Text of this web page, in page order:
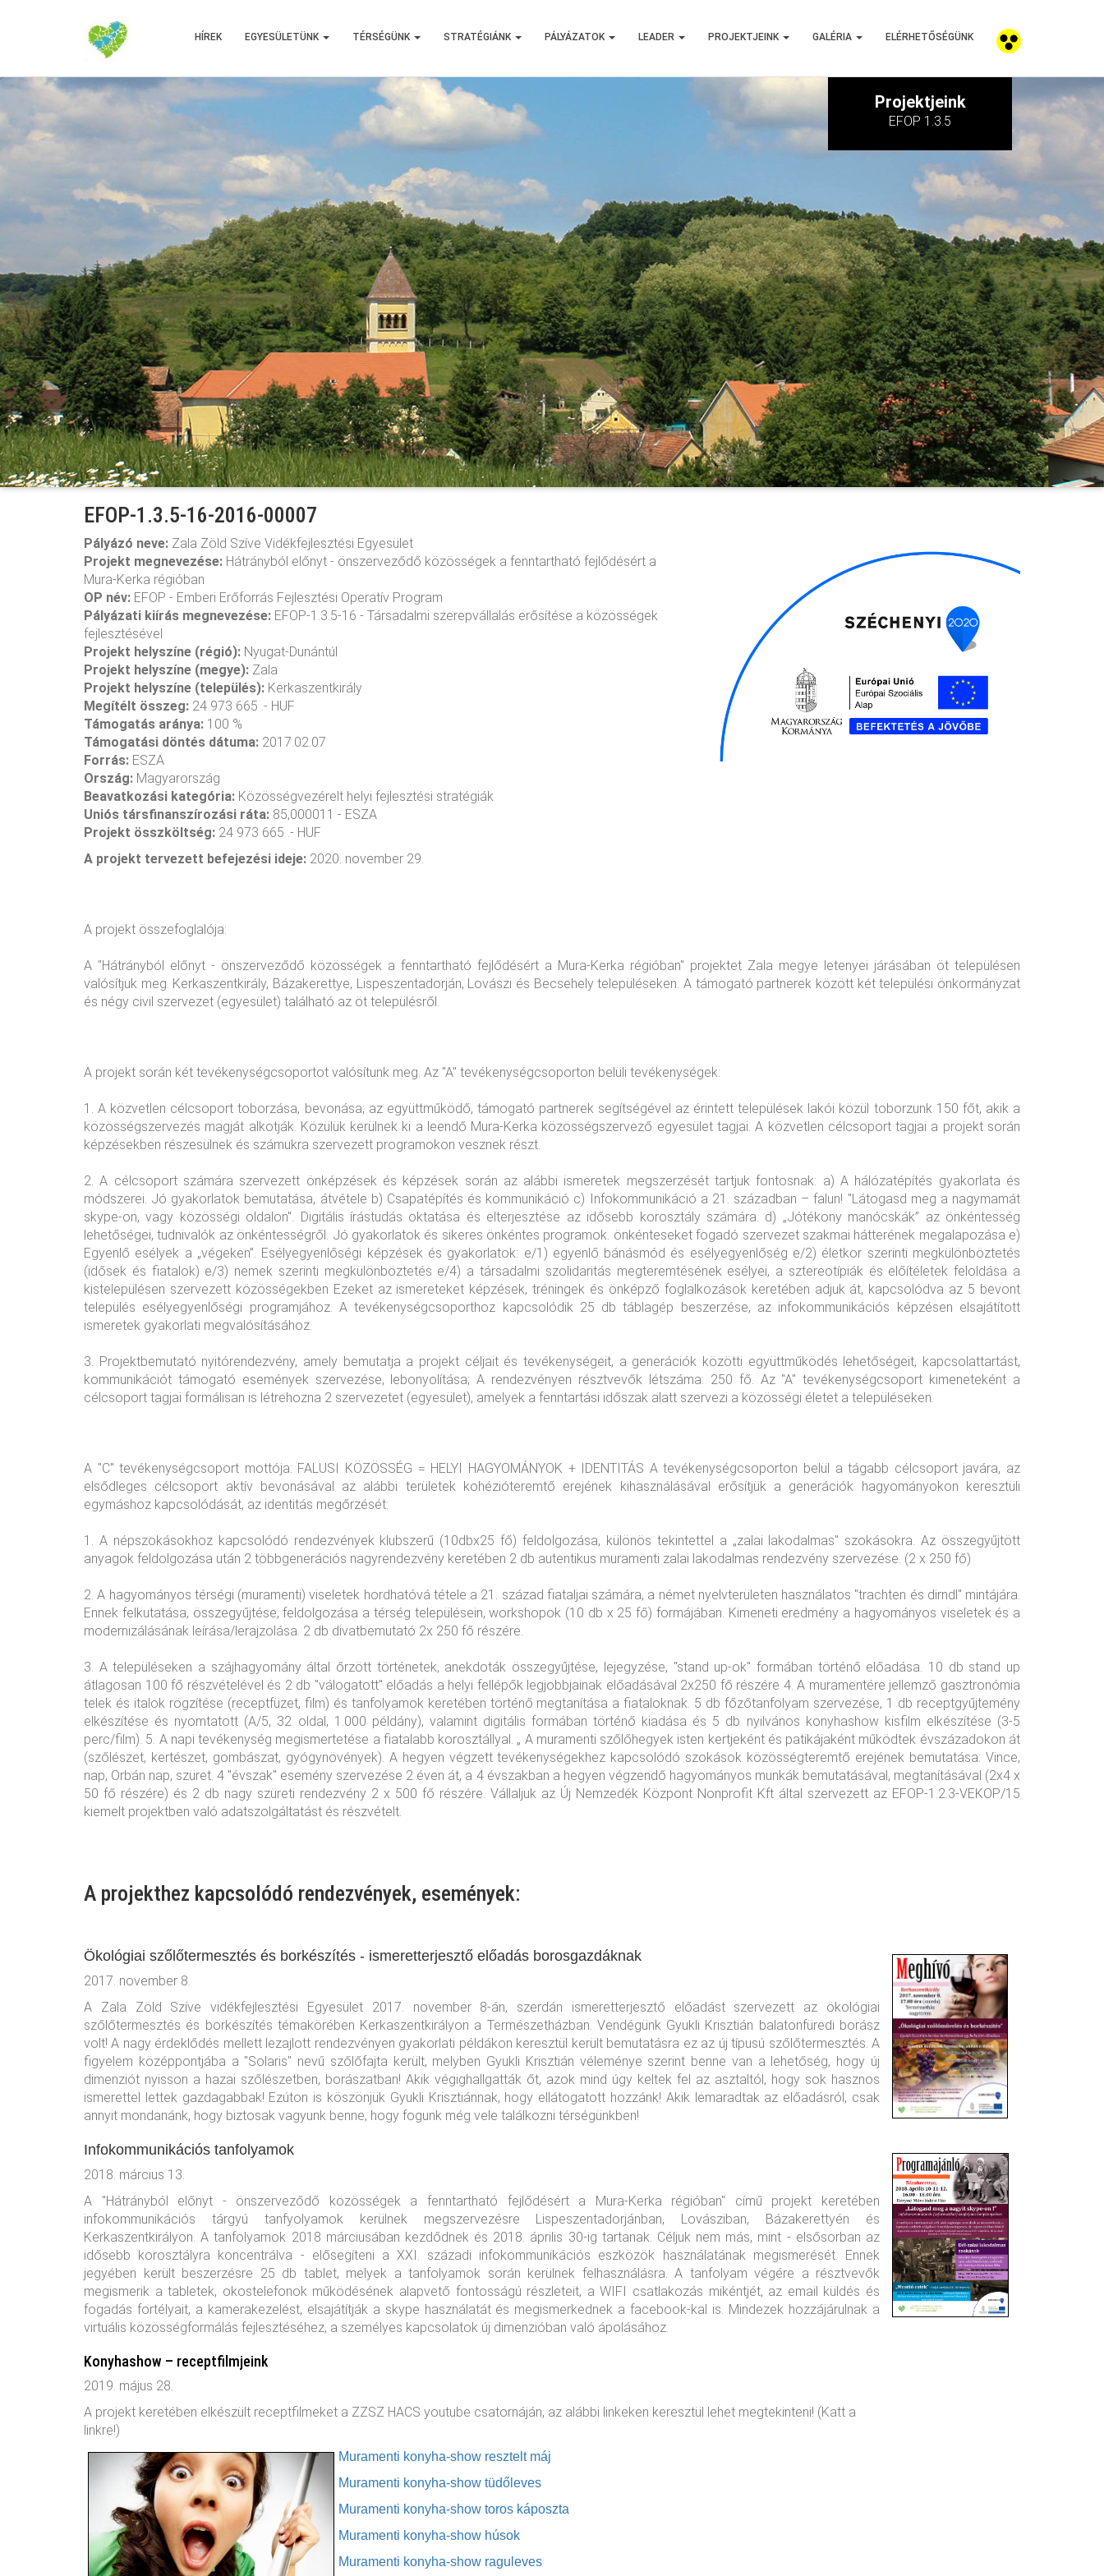
HÍREK EGYESÜLETÜNK TÉRSÉGÜNK STRATÉGIÁNK PÁLYÁZATOK LEADER PROJEKTJEINK GALÉRIA ELÉRHETŐSÉGÜNK
Projektjeink
EFOP 1.3.5
EFOP-1.3.5-16-2016-00007
Pályázó neve: Zala Zöld Szíve Vidékfejlesztési Egyesület
Projekt megnevezése: Hátrányból előnyt - önszerveződő közösségek a fenntartható fejlődésért a
Mura-Kerka régióban
OP név: EFOP - Emberi Erőforrás Fejlesztési Operatív Program
Pályázati kiírás megnevezése: EFOP-1.3.5-16 - Társadalmi szerepvállalás erősítése a közösségek
fejlesztésével
Projekt helyszíne (régió): Nyugat-Dunántúl
Projekt helyszíne (megye): Zala
Projekt helyszíne (település): Kerkaszentkirály
Megítélt összeg: 24 973 665 .- HUF
Támogatás aránya: 100 %
Támogatási döntés dátuma: 2017.02.07
Forrás: ESZA
Ország: Magyarország
Beavatkozási kategória: Közösségvezérelt helyi fejlesztési stratégiák
Uniós társfinanszírozási ráta: 85,000011 - ESZA
Projekt összköltség: 24 973 665 .- HUF
A projekt tervezett befejezési ideje: 2020. november 29.
A projekt összefoglalója:
A "Hátrányból előnyt - önszerveződő közösségek a fenntartható fejlődésért a Mura-Kerka régióban" projektet Zala megye letenyei járásában öt településen
valósítjuk meg. Kerkaszentkirály, Bázakerettye, Lispeszentadorján, Lovászi és Becsehely településeken. A támogató partnerek között két települési önkormányzat
és négy civil szervezet (egyesület) található az öt településről.
A projekt során két tevékenységcsoportot valósítunk meg. Az "A" tevékenységcsoporton belüli tevékenységek:
1. A közvetlen célcsoport toborzása, bevonása; az együttműködő, támogató partnerek segítségével az érintett települések lakói közül toborzunk 150 főt, akik a
közösségszervezés magját alkotják. Közülük kerülnek ki a leendő Mura-Kerka közösségszervező egyesület tagjai. A közvetlen célcsoport tagjai a projekt során
képzésekben részesülnek és számukra szervezett programokon vesznek részt.
2. A célcsoport számára szervezett önképzések és képzések során az alábbi ismeretek megszerzését tartjuk fontosnak: a) A hálózatépítés gyakorlata és
módszerei. Jó gyakorlatok bemutatása, átvétele b) Csapatépítés és kommunikáció c) Infokommunikáció a 21. században – falun! "Látogasd meg a nagymamát
skype-on, vagy közösségi oldalon". Digitális írástudás oktatása és elterjesztése az idősebb korosztály számára. d) „Jótékony manócskák” az önkéntesség
lehetőségei, tudnivalók az önkéntességről. Jó gyakorlatok és sikeres önkéntes programok. önkénteseket fogadó szervezet szakmai hátterének megalapozása e)
Egyenlő esélyek a „végeken”. Esélyegyenlőségi képzések és gyakorlatok: e/1) egyenlő bánásmód és esélyegyenlőség e/2) életkor szerinti megkülönböztetés
(idősek és fiatalok) e/3) nemek szerinti megkülönböztetés e/4) a társadalmi szolidaritás megteremtésének esélyei, a sztereotípiák és előítéletek feloldása a
kistelepülésen szervezett közösségekben Ezeket az ismereteket képzések, tréningek és önképző foglalkozások keretében adjuk át, kapcsolódva az 5 bevont
település esélyegyenlőségi programjához. A tevékenységcsoporthoz kapcsolódik 25 db táblagép beszerzése, az infokommunikációs képzésen elsajátított
ismeretek gyakorlati megvalósításához.
3. Projektbemutató nyitórendezvény, amely bemutatja a projekt céljait és tevékenységeit, a generációk közötti együttműködés lehetőségeit, kapcsolattartást,
kommunikációt támogató események szervezése, lebonyolítása; A rendezvényen résztvevők létszáma: 250 fő. Az "A" tevékenységcsoport kimeneteként a
célcsoport tagjai formálisan is létrehozna 2 szervezetet (egyesület), amelyek a fenntartási időszak alatt szervezi a közösségi életet a településeken.
A "C" tevékenységcsoport mottója: FALUSI KÖZÖSSÉG = HELYI HAGYOMÁNYOK + IDENTITÁS A tevékenységcsoporton belül a tágabb célcsoport javára, az
elsődleges célcsoport aktív bevonásával az alábbi területek kohézióteremtő erejének kihasználásával erősítjük a generációk hagyományokon keresztüli
egymáshoz kapcsolódását, az identitás megőrzését:
1. A népszokásokhoz kapcsolódó rendezvények klubszerű (10dbx25 fő) feldolgozása, különös tekintettel a „zalai lakodalmas" szokásokra. Az összegyűjtött
anyagok feldolgozása után 2 többgenerációs nagyrendezvény keretében 2 db autentikus muramenti zalai lakodalmas rendezvény szervezése. (2 x 250 fő)
2. A hagyományos térségi (muramenti) viseletek hordhatóvá tétele a 21. század fiataljai számára, a német nyelvterületen használatos "trachten és dirndl" mintájára.
Ennek felkutatása, összegyűjtése, feldolgozása a térség településein, workshopok (10 db x 25 fő) formájában. Kimeneti eredmény a hagyományos viseletek és a
modernizálásának leírása/lerajzolása. 2 db divatbemutató 2x 250 fő részére.
3. A településeken a szájhagyomány által őrzött történetek, anekdoták összegyűjtése, lejegyzése, "stand up-ok" formában történő előadása. 10 db stand up
átlagosan 100 fő részvételével és 2 db "válogatott" előadás a helyi fellépők legjobbjainak előadásával 2x250 fő részére 4. A muramentére jellemző gasztronómia
telek és italok rögzítése (receptfüzet, film) és tanfolyamok keretében történő megtanítása a fiataloknak. 5 db főzőtanfolyam szervezése, 1 db receptgyűjtemény
elkészítése és nyomtatott (A/5, 32 oldal, 1.000 példány), valamint digitális formában történő kiadása és 5 db nyilvános konyhashow kisfilm elkészítése (3-5
perc/film). 5. A napi tevékenység megismertetése a fiatalabb korosztállyal. „ A muramenti szőlőhegyek isten kertjeként és patikájaként működtek évszázadokon át
(szőlészet, kertészet, gombászat, gyógynövények). A hegyen végzett tevékenységekhez kapcsolódó szokások közösségteremtő erejének bemutatása: Vince,
nap, Orbán nap, szüret. 4 "évszak" esemény szervezése 2 éven át, a 4 évszakban a hegyen végzendő hagyományos munkák bemutatásával, megtanításával (2x4 x
50 fő részére) és 2 db nagy szüreti rendezvény 2 x 500 fő részére. Vállaljuk az Új Nemzedék Központ Nonprofit Kft által szervezett az EFOP-1.2.3-VEKOP/15
kiemelt projektben való adatszolgáltatást és részvételt.
A projekthez kapcsolódó rendezvények, események:
Ökológiai szőlőtermesztés és borkészítés - ismeretterjesztő előadás borosgazdáknak
2017. november 8.
A Zala Zöld Szíve vidékfejlesztési Egyesület 2017. november 8-án, szerdán ismeretterjesztő előadást szervezett az ökológiai
szőlőtermesztés és borkészítés témakörében Kerkaszentkirályon a Természetházban. Vendégünk Gyukli Krisztián balatonfüredi borász
volt! A nagy érdeklődés mellett lezajlott rendezvényen gyakorlati példákon keresztül került bemutatásra ez az új típusú szőlőtermesztés. A
figyelem középpontjába a "Solaris" nevű szőlőfajta került, melyben Gyukli Krisztián véleménye szerint benne van a lehetőség, hogy új
dimenziót nyisson a hazai szőlészetben, borászatban! Akik végighallgatták őt, azok mind úgy keltek fel az asztaltól, hogy sok hasznos
ismerettel lettek gazdagabbak! Ezúton is köszönjük Gyukli Krisztiánnak, hogy ellátogatott hozzánk! Akik lemaradtak az előadásról, csak
annyit mondanánk, hogy biztosak vagyunk benne, hogy fogunk még vele találkozni térségünkben!
Infokommunikációs tanfolyamok
2018. március 13.
A "Hátrányból előnyt - önszerveződő közösségek a fenntartható fejlődésért a Mura-Kerka régióban" című projekt keretében
infokommunikációs tárgyú tanfyolyamok kerülnek megszervezésre Lispeszentadorjánban, Lovásziban, Bázakerettyén és
Kerkaszentkirályon. A tanfolyamok 2018 márciusában kezdődnek és 2018. április 30-ig tartanak. Céljuk nem más, mint - elsősorban az
idősebb korosztályra koncentrálva - elősegíteni a XXI. századi infokommunikációs eszközök használatának megismerését. Ennek
jegyében került beszerzésre 25 db tablet, melyek a tanfolyamok során kerülnek felhasználásra. A tanfolyam végére a résztvevők
megismerik a tabletek, okostelefonok működésének alapvető fontosságú részleteit, a WIFI csatlakozás mikéntjét, az email küldés és
fogadás fortélyait, a kamerakezelést, elsajátítják a skype használatát és megismerkednek a facebook-kal is. Mindezek hozzájárulnak a
virtuális közösségformálás fejlesztéséhez, a személyes kapcsolatok új dimenzióban való ápolásához.
Konyhashow – receptfilmjeink
2019. május 28.
A projekt keretében elkészült receptfilmeket a ZZSZ HACS youtube csatornáján, az alábbi linkeken keresztül lehet megtekinteni! (Katt a
linkre!)
Muramenti konyha-show resztel t máj
Muramenti konyha-show tüdőleves
Muramenti konyha-show toros káposzta
Muramenti konyha-show húsok
Muramenti konyha-show raguleves